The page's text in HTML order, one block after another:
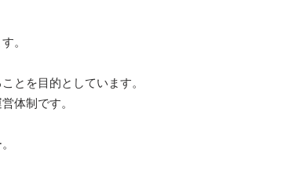
。
とを目的としています。
体制です。